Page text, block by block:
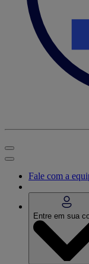
Fale com a
Entre em sua